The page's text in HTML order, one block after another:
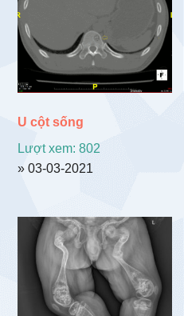
U cột sống
Lượt xem: 802
» 03-03-2021